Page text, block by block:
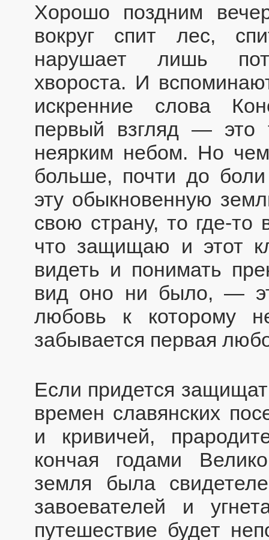
Хорошо поздним
вокруг спит лес,
нарушает лишь
хвороста. И
искренние слова
первый взгляд — это
неярким небом. Но
больше, почти до
эту обыкновенную
свою страну, то где-то
что защищаю и этот
видеть и понимать
вид оно ни было, —
любовь к которому
забывается первая
Если придется
времен славянских
и кривичей,
кончая годами
земля была
завоевателей и
путешествие будет